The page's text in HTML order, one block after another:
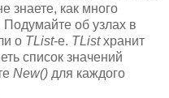
знаете, как много
об узлах в
о TList-е. TListхранит
список значений
New() для каждого